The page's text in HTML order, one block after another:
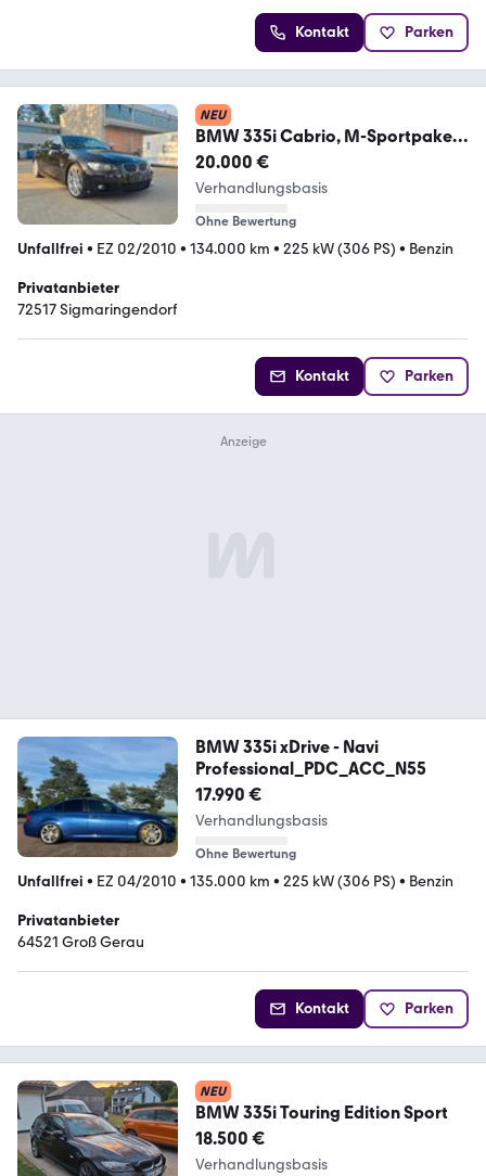
Kontakt Parken
NEU
BMW 335i Cabrio, M-Sportpaket,
DKG,Metallic
20.000 €
Verhandlungsbasis
Ohne Bewertung
Unfallfrei • EZ 02/2010 • 134.000 km • 225 kW (306 PS) • Benzin
Privatanbieter
72517 Sigmaringendorf
Kontakt Parken
BMW 335i xDrive - Navi
Professional_PDC_ACC_N55
17.990 €
Verhandlungsbasis
Ohne Bewertung
Unfallfrei • EZ 04/2010 • 135.000 km • 225 kW (306 PS) • Benzin
Privatanbieter
64521 Groß Gerau
Kontakt Parken
NEU
BMW 335i Touring Edition Sport
18.500 €
Verhandlungsbasis